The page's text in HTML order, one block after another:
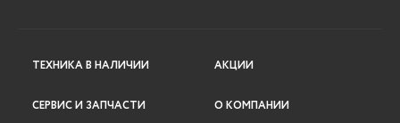
ТЕХНИКА В НАЛИЧИИ
СЕРВИС И ЗАПЧАСТИ
АКЦИИ
О КОМПАНИИ